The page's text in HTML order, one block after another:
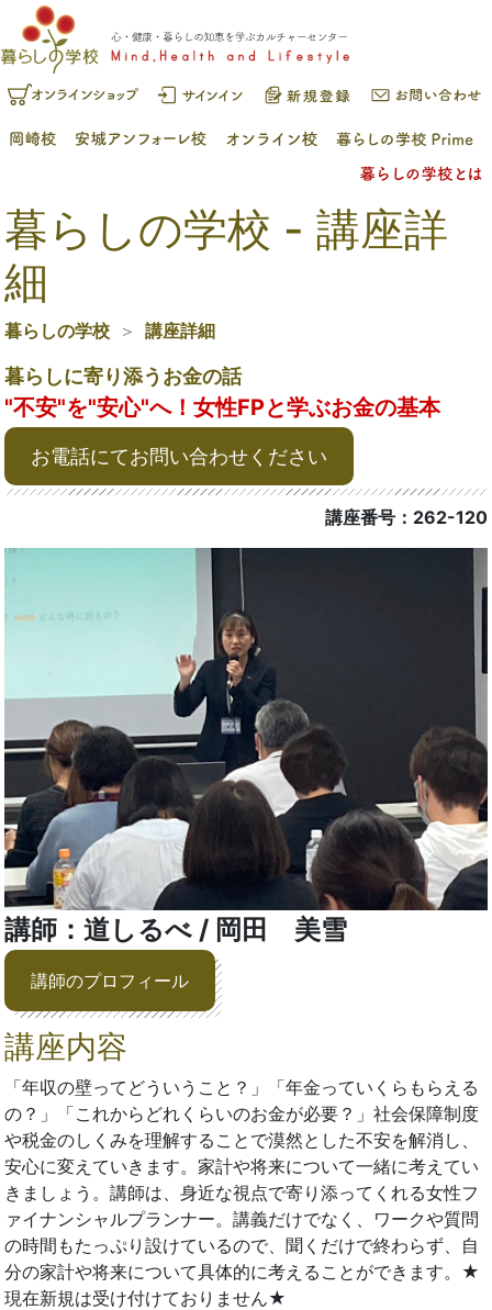
暮らしの学校 - 講座詳
細
暮らしの学校 講座詳細
暮らしに寄り添うお金の話
"不安"を"安心"へ！女性FPと学ぶお金の基本
お電話にてお問い合わせください
講座番号：262-120
講師：道しるべ / 岡田 美雪
講師のプロフィール
講座内容
「年収の壁ってどういうこと？」「年金っていくらもらえる
の？」「これからどれくらいのお金が必要？」社会保障制度
や税金のしくみを理解することで漠然とした不安を解消し、
安心に変えていきます。家計や将来について一緒に考えてい
きましょう。講師は、身近な視点で寄り添ってくれる女性フ
ァイナンシャルプランナー。講義だけでなく、ワークや質問
の時間もたっぷり設けているので、聞くだけで終わらず、自
分の家計や将来について具体的に考えることができます。★
現在新規は受け付けておりません★